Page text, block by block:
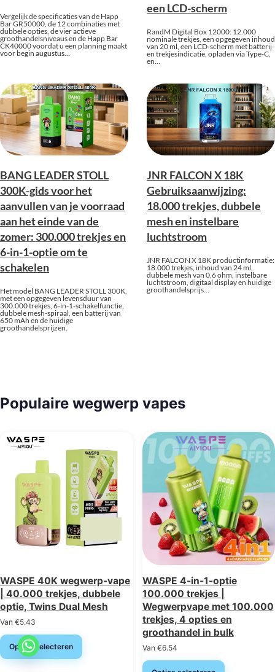
Vergelijk de specificaties van de Happ
Bar GR50000, de 12 combinaties met
dubbele opties, de vier actieve
groothandelsniveaus en de Happ Bar
CK40000 voordat u een planning maakt
voor begin augustus…
een LCD-scherm
RandM Digital Box 12000: 12.000
nominale trekjes, een opgegeven inhoud
van 20 ml, een LCD-scherm met batterij-
en trekjesindicatie, opladen via Type-C,
en…
BANG LEADER STOLL
300K-gids voor het
aanvullen van je voorraad
aan het einde van de
zomer: 300.000 trekjes en
6-in-1-optie om te
schakelen
Het model BANG LEADER STOLL 300K,
met een opgegeven levensduur van
300.000 trekjes, 6-in-1-schakelfunctie,
dubbele mesh-spiraal, een batterij van
650 mAh en de huidige
groothandelsprijzen.
JNR FALCON X 18K
Gebruiksaanwijzing:
18.000 trekjes, dubbele
mesh en instelbare
luchtstroom
JNR FALCON X 18K productinformatie:
18.000 trekjes, inhoud van 24 ml,
dubbele mesh van 0,6 ohm, instelbare
luchtstroom, digitaal display en huidige
groothandelsprijs…
Populaire wegwerp vapes
WASPE 40K wegwerp-vape
| 40.000 trekjes, dubbele
optie, Twins Dual Mesh
Van €5.43
Opties selecteren
WASPE 4-in-1-optie
100.000 trekjes |
Wegwerpvape met 100.000
trekjes, 4 opties en
groothandel in bulk
Van €6.54